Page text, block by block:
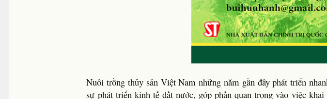
Nuôi trồng thủy sản Việt Nam những năm gần đây phát triển
sự phát triển kinh tế đất nước, góp phần quan trọng vào việc